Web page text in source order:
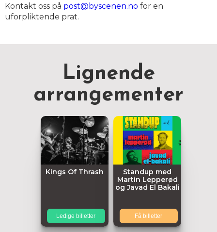
Kontakt oss på post@byscenen.no for en
uforpliktende prat.
Lignende
arrangementer
Kings Of Thrash
Ledige billetter
Standup med
Martin Lepperød
og Javad El Bakali
Få billetter